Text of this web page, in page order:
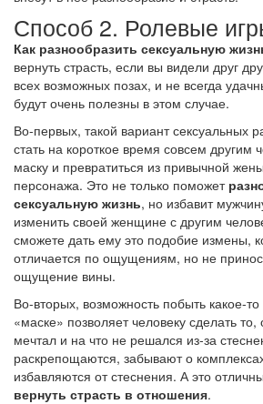
Способ 2. Ролевые
Как разнообразить сексуальную
вернуть страсть, если вы видели друг
всех возможных позах, и не всегда
будут очень полезны в этом случае.
Во-первых, такой вариант сексуальных
стать на короткое время совсем другим
маску и превратиться из привычной
персонажа. Это не только поможет
сексуальную жизнь, но избавит
изменить своей женщине с другим
сможете дать ему это подобие измены,
отличается по ощущениям, но не
ощущение вины.
Во-вторых, возможность побыть какое-
«маске» позволяет человеку сделать
мечтал и на что не решался из-за
раскрепощаются, забывают о
избавляются от стеснения. А это
вернуть страсть в отношения.